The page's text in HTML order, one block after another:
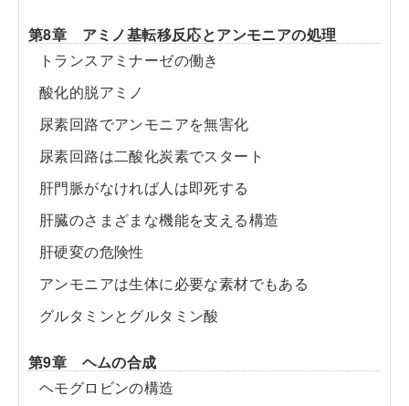
第8章 アミノ基転移反応とアンモニアの処理
トランスアミナーゼの働き
酸化的脱アミノ
尿素回路でアンモニアを無害化
尿素回路は二酸化炭素でスタート
肝門脈がなければ人は即死する
肝臓のさまざまな機能を支える構造
肝硬変の危険性
アンモニアは生体に必要な素材でもある
グルタミンとグルタミン酸
第9章 ヘムの合成
ヘモグロビンの構造